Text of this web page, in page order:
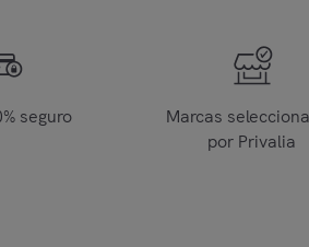
seguro
Marcas
por Privalia